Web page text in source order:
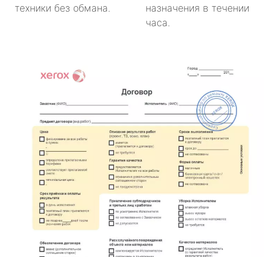
техники без обмана.
назначения в течении
часа.